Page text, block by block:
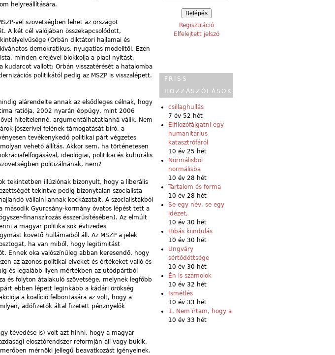
helyreállítására.
vel szövetségben lehet az országot
A két cél valójában összekapcsolódott,
(Orbán diktátori hajlamai és
demokratikus, nyugatias modelltől. Ezen
minden erejével blokkolja a piaci nyitást,
kudarcot vallott: Orbán visszatérését a hatalomba
politikától pedig az MSZP is visszalépett.
alárendelte annak az elsődleges célnak, hogy
ratiója, 2002 nyarán éppúgy, mint 2006
hiteltelenné, argumentálhatatlanná válik. Nem
jószerivel felének támogatását bíró, a
tevékenykedő politikai párt végzetes
vehető állítás. Akkor sem, ha történetesen
ideológiai, politikai és kulturális
politizálnának, nem?
tekintetben illúziónak bizonyult, hogy a liberális
tekintve pedig bizonytalan szocialista
vállalni annak kockázatait. A szocialistákból
Gyurcsány-kormány óvatos lépést tett a
finanszírozás ésszerűsítésében). Az elmúlt
a magyar politika sok évtizedes
követő hullámaiból áll. Az MSZP a jelek
ha van miből, hogy legitimitást
Ennek oka valószínűleg abban keresendő, hogy
az azonos politikai elveket és értékeket valló és
és legalább ilyen mértékben az utódpártból
és folyton átalakuló szövetsége, melynek legfőbb
ebben lépett leginkább a kádári örökség
a koalíció felbontására az volt, hogy a
adófizetők által fizetett pénznyelők
tévedése is) volt azt hinni, hogy a magyar
elosztórendszer reformján áll vagy bukik.
mérnöki jellegű beavatkozást igényelnek.
Regisztráció
Elfelejtett jelszó
FRISS
HOZZÁSZÓLÁSOK
csillaghullás
7 év 52 hét
Elfilozófálgatni egy
humanitárius
katasztrófáról
10 év 25 hét
Normálisból
normálisba
10 év 28 hét
Tartalom és forma
10 év 28 hét
Se egy név, se egy
idézet,
10 év 30 hét
Hibás kiindulás
10 év 30 hét
Ungváry
sértődöttsége
10 év 30 hét
Én is számolok
10 év 32 hét
Ismétlés
10 év 33 hét
1. Nem írtam, hogy a
10 év 33 hét